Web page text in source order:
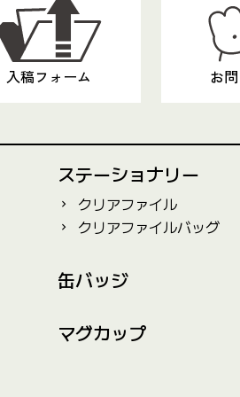
入稿フォーム お
ステーショナリー
クリアファイル
クリアファイルバッグ
缶バッジ
マグカップ